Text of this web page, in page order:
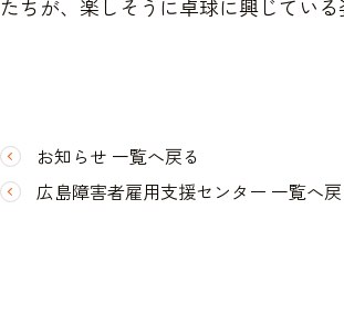
たちが、楽しそうに卓球に興じている
お知らせ 一覧へ戻る
広島障害者雇用支援センター 一覧へ戻